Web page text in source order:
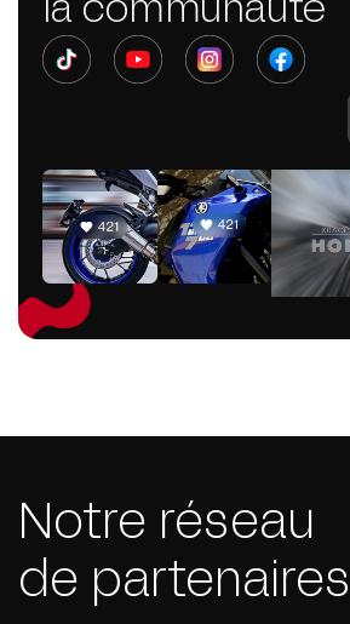
la communauté
Notre réseau
de partenaires